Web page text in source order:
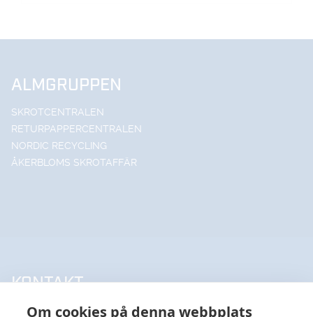
Om cookies på denna webbplats
ALMGRUPPEN
SKROTCENTRALEN
RETURPAPPERCENTRALEN
NORDIC RECYCLING
ÅKERBLOMS SKROTAFFÄR
KONTAKT
UPPSALA HANDELSSTÅL AB